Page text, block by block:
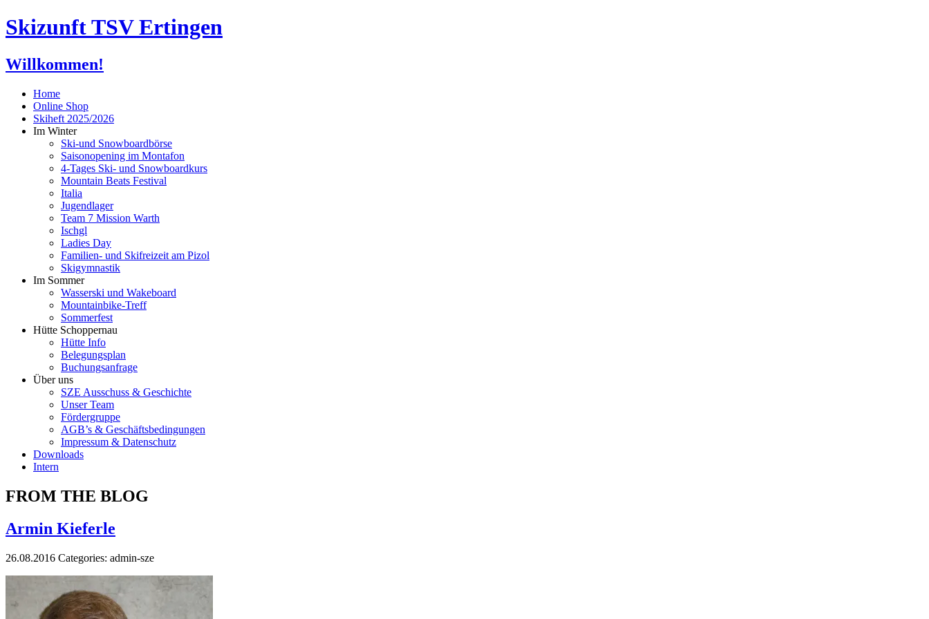
Skizunft TSV Ertingen
Willkommen!
Home
Online Shop
Skiheft 2025/2026
Im Winter
Ski-und Snowboardbörse
Saisonopening im Montafon
4-Tages Ski- und Snowboardkurs
Mountain Beats Festival
Italia
Jugendlager
Team 7 Mission Warth
Ischgl
Ladies Day
Familien- und Skifreizeit am Pizol
Skigymnastik
Im Sommer
Wasserski und Wakeboard
Mountainbike-Treff
Sommerfest
Hütte Schoppernau
Hütte Info
Belegungsplan
Buchungsanfrage
Über uns
SZE Ausschuss & Geschichte
Unser Team
Fördergruppe
AGB’s & Geschäftsbedingungen
Impressum & Datenschutz
Downloads
Intern
FROM THE BLOG
Armin Kieferle
26.08.2016 Categories: admin-sze